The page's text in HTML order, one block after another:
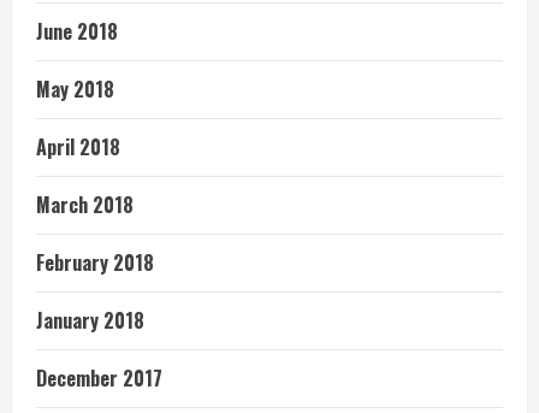
June 2018
May 2018
April 2018
March 2018
February 2018
January 2018
December 2017